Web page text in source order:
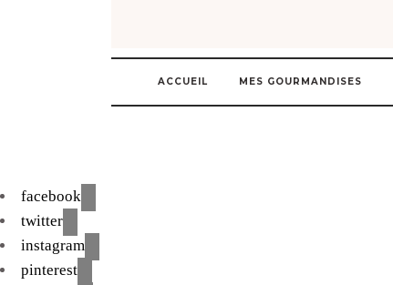
ACCUEIL MES GOURMANDISES
facebook
twitter
instagram
pinterest